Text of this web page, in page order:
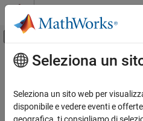
Vai al contenuto
Attiva/disattiva
Pagina iniziale della documentazione
Contenuto principale
How useful
Seleziona un
Seleziona un sito web per
disponibile e vedere eventi e